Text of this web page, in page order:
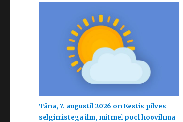
Täna, 7. augustil 2026 on Eestis pilves
selgimistega ilm, mitmel pool hoovihma